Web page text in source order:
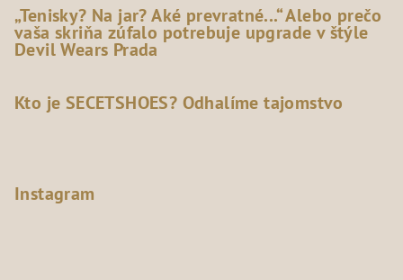
„Tenisky? Na jar? Aké prevratné...“ Alebo prečo
vaša skriňa zúfalo potrebuje upgrade v štýle
Devil Wears Prada
Kto je SECETSHOES? Odhalíme tajomstvo
Instagram